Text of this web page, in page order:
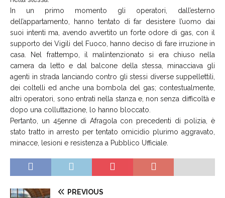
In un primo momento gli operatori, dall’esterno
dell’appartamento, hanno tentato di far desistere l’uomo dai
suoi intenti ma, avendo avvertito un forte odore di gas, con il
supporto dei Vigili del Fuoco, hanno deciso di fare irruzione in
casa. Nel frattempo, il malintenzionato si era chiuso nella
camera da letto e dal balcone della stessa, minacciava gli
agenti in strada lanciando contro gli stessi diverse suppellettili,
dei coltelli ed anche una bombola del gas; contestualmente,
altri operatori, sono entrati nella stanza e, non senza difficoltà e
dopo una colluttazione, lo hanno bloccato.
Pertanto, un 45enne di Afragola con precedenti di polizia, è
stato tratto in arresto per tentato omicidio plurimo aggravato,
minacce, lesioni e resistenza a Pubblico Ufficiale.
PREVIOUS